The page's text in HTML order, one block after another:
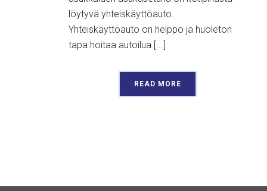
löytyvä yhteiskäyttöauto.
Yhteiskäyttöauto on helppo ja huoleton
tapa hoitaa autoilua [...]
READ MORE